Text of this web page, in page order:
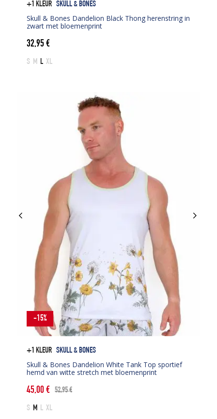
+1 KLEUR SKULL & BONES
Skull & Bones Dandelion Black Thong herenstring in
zwart met bloemenprint
32,95€
S M L XL
+1 KLEUR SKULL & BONES
Skull & Bones Dandelion White Tank Top sportief
hemd van witte stretch met bloemenprint
52,95€
Oorspronkelijke
prijs
45,00€
Huidige
prijs
S M L XL
-15%